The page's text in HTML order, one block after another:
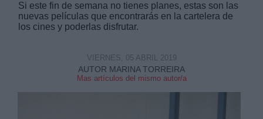
Si este fin de semana no tienes planes, estas son las
nuevas películas que encontrarás en la cartelera de
los cines y poderlas disfrutar.
AUTOR MARINA TORREIRA
Mas artículos del mismo autor/a
VIERNES, 05 ABRIL 2019
Destinatarios: